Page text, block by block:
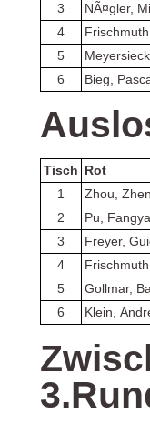
3
NÃ¤gler,
4
5
6
Bieg,
Tisch
Rot
1
Zhou,
2
Pu,
3
Freyer,
4
5
Gollmar,
6
Klein,